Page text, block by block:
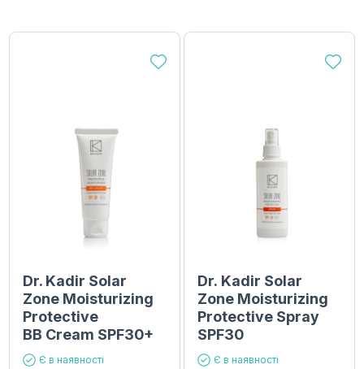
Dr. Kadir Solar
Zone Moisturizing
Protective
BB Сream SPF30+
Є в наявності
Dr. Kadir Solar
Zone Moisturizing
Protective Spray
SPF30
Є в наявності